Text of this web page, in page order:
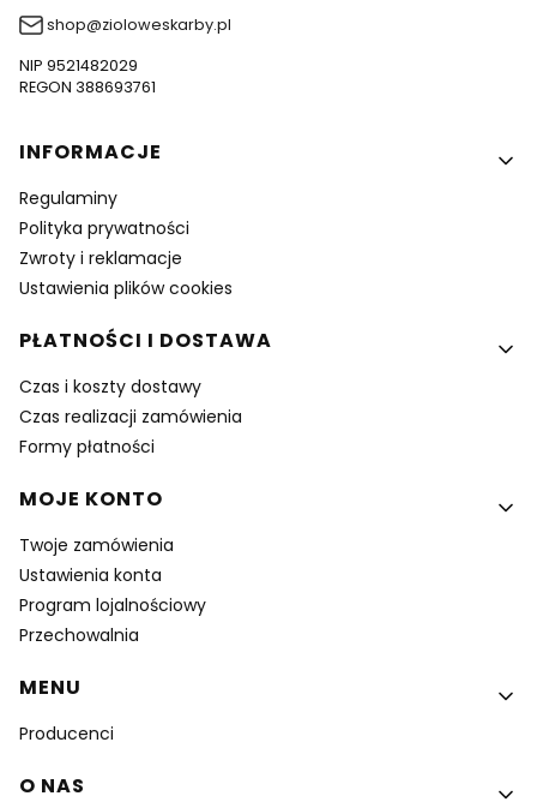
shop@zioloweskarby.pl
NIP 9521482029
REGON 388693761
Linki w stopce
INFORMACJE
Regulaminy
Polityka prywatności
Zwroty i reklamacje
Ustawienia plików cookies
PŁATNOŚCI I DOSTAWA
Czas i koszty dostawy
Czas realizacji zamówienia
Formy płatności
MOJE KONTO
Twoje zamówienia
Ustawienia konta
Program lojalnościowy
Przechowalnia
MENU
Producenci
O NAS